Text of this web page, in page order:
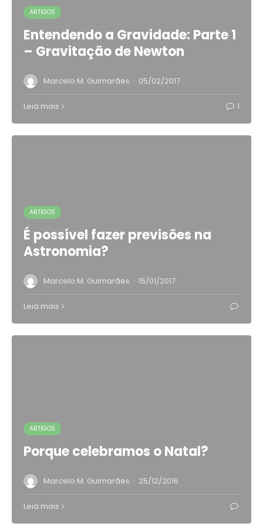
ARTIGOS
Entendendo a Gravidade: Parte 1
– Gravitação de Newton
Marcelo M. Guimarães · 05/02/2017
Leia mais 1
ARTIGOS
É possível fazer previsões na
Astronomia?
Marcelo M. Guimarães · 15/01/2017
Leia mais
ARTIGOS
Porque celebramos o Natal?
Marcelo M. Guimarães · 25/12/2016
Leia mais